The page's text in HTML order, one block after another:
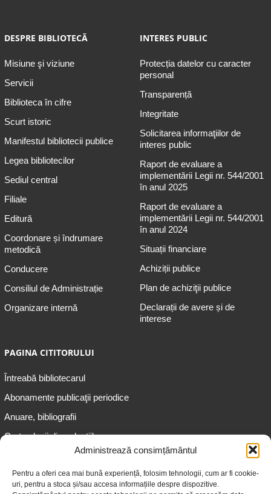
Administrează consimțământul
Pentru a oferi cea mai bună experiență, folosim tehnologii, cum ar fi cookie-
uri, pentru a stoca și/sau accesa informațiile despre dispozitive.
DESPRE BIBLIOTECĂ
Misiune şi viziune
Servicii
Biblioteca în cifre
Scurt istoric
Manifestul bibliotecii publice
Legea bibliotecilor
Sediul central
Filiale
Editură
Coordonare și îndrumare
metodică
Conducere
Consiliul de Administrație
Organizare internă
INTERES PUBLIC
Protecția datelor cu caracter
personal
Transparență
Integritate
Solicitarea informaţiilor de
interes public
Raport de evaluare a
implementării Legii nr. 544/2001
în anul 2025
Raport de evaluare a
implementării Legii nr. 544/2001
în anul 2024
Situații financiare
Achiziții publice
Plan de achiziţii publice
Declarații de avere și de
interese
PAGINA CITITORULUI
Întreabă bibliotecarul
Abonamente publicaţii periodice
Anuare, bibliografii
Cartea lunii din colecțiile
Informații pentru adolescenți